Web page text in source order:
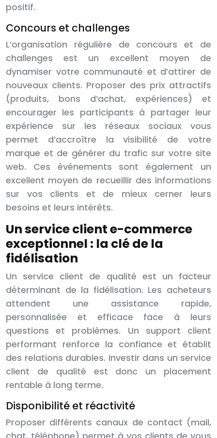
positif.
Concours et challenges
L’organisation régulière de concours et de
challenges est un excellent moyen de
dynamiser votre communauté et d’attirer de
nouveaux clients. Proposer des prix attractifs
(produits, bons d’achat, expériences) et
encourager les participants à partager leur
expérience sur les réseaux sociaux vous
permet d’accroître la visibilité de votre
marque et de générer du trafic sur votre site
web. Ces événements sont également un
excellent moyen de recueillir des informations
sur vos clients et de mieux cerner leurs
besoins et leurs intérêts.
Un service client e-commerce
exceptionnel : la clé de la
fidélisation
Un service client de qualité est un facteur
déterminant de la fidélisation. Les acheteurs
attendent une assistance rapide,
personnalisée et efficace face à leurs
questions et problèmes. Un support client
performant renforce la confiance et établit
des relations durables. Investir dans un service
client de qualité est donc un placement
rentable à long terme.
Disponibilité et réactivité
Proposer différents canaux de contact (mail,